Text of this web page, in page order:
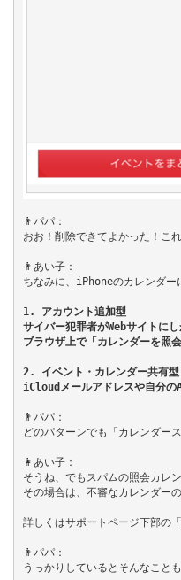
👨パパ：
おお！削除できてよかった！こ
👩あい子：
ちなみに、iPhoneのカレンダー
1. アカウント追加型
サイバー犯罪者がWebサイトに
ブラウザ上で「カレンダーを
2. イベント・カレンダー共有型
iCloudメールアドレスや自分の
👨パパ：
どのパターンでも「カレンダー
👩あい子：
そうね、でもスパムの照会カレ
その場合は、不審なカレンダー
詳しくはサポートページ下部の
👨パパ：
うっかりしているとそんなこと